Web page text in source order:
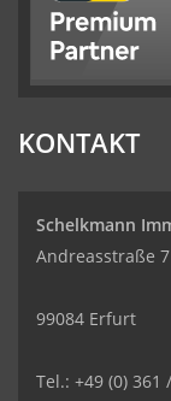
KONTAKT
Schelkmann
Andreasstraße 7
99084 Erfurt
Tel.: +49 (0) 361